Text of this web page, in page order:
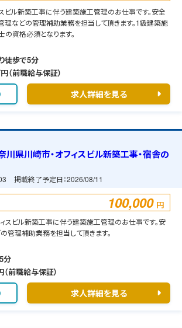
ビル新築工事に伴う建築施工管理のお仕事です。安全
理などの管理補助業務を担当して頂きます。1級建築施
資格必須となります。
徒歩で5分
（前職給与保証）
求人詳細を見る
川県川崎市・オフィスビル新築工事・宿舎の
掲載終了予定日：2026/08/11
100,000 円
スビル新築工事に伴う建築施工管理のお仕事です。安
管理補助業務を担当して頂きます。
分
前職給与保証）
求人詳細を見る